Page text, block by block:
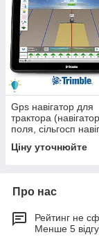
Gps навігатор для
трактора
поля, сільгосп
Ціну уточнюйте
Про нас
Рейтинг не
Менше 5